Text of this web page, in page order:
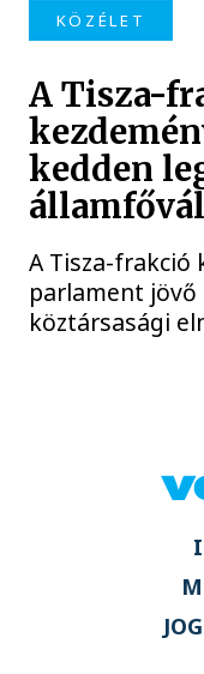
KÖZÉLET
A Tisza-
kedden
A Tisza-frakció
parlament jövő
köztársasági